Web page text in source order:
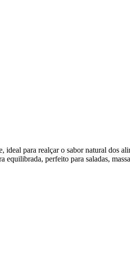
para realçar o sabor natural dos
equilibrada, perfeito para saladas,